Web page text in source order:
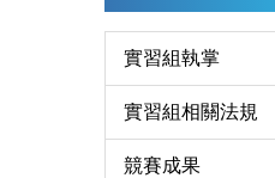
實習組執掌
實習組相關法規
競賽成果